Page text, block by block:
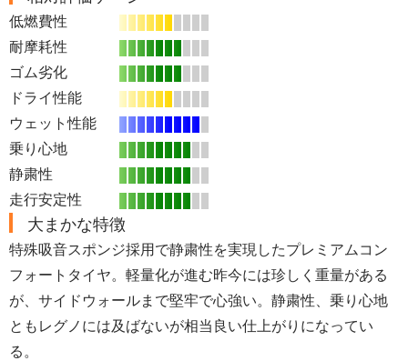
低燃費性
耐摩耗性
ゴム劣化
ドライ性能
ウェット性能
乗り心地
静粛性
走行安定性
大まかな特徴
特殊吸音スポンジ採用で静粛性を実現したプレミアムコン
フォートタイヤ。軽量化が進む昨今には珍しく重量がある
が、サイドウォールまで堅牢で心強い。静粛性、乗り心地
ともレグノには及ばないが相当良い仕上がりになってい
る。